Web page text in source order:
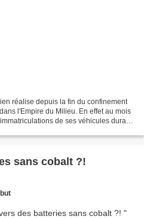
réalise depuis la fin du confinement
l'Empire du Milieu. En effet au mois
de ses véhicules durant
sans cobalt ?!